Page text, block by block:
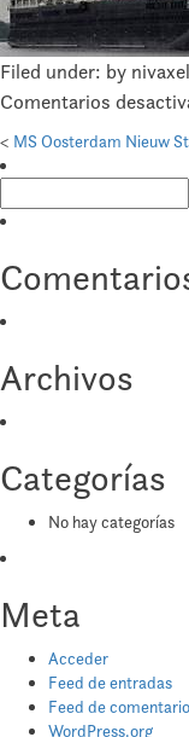
Filed under: by nivaxel
Comentarios
< MS Oosterdam Nieuw
Archivos
Categorías
No hay categorías
Meta
Acceder
Feed de entradas
Feed de
WordPress.org